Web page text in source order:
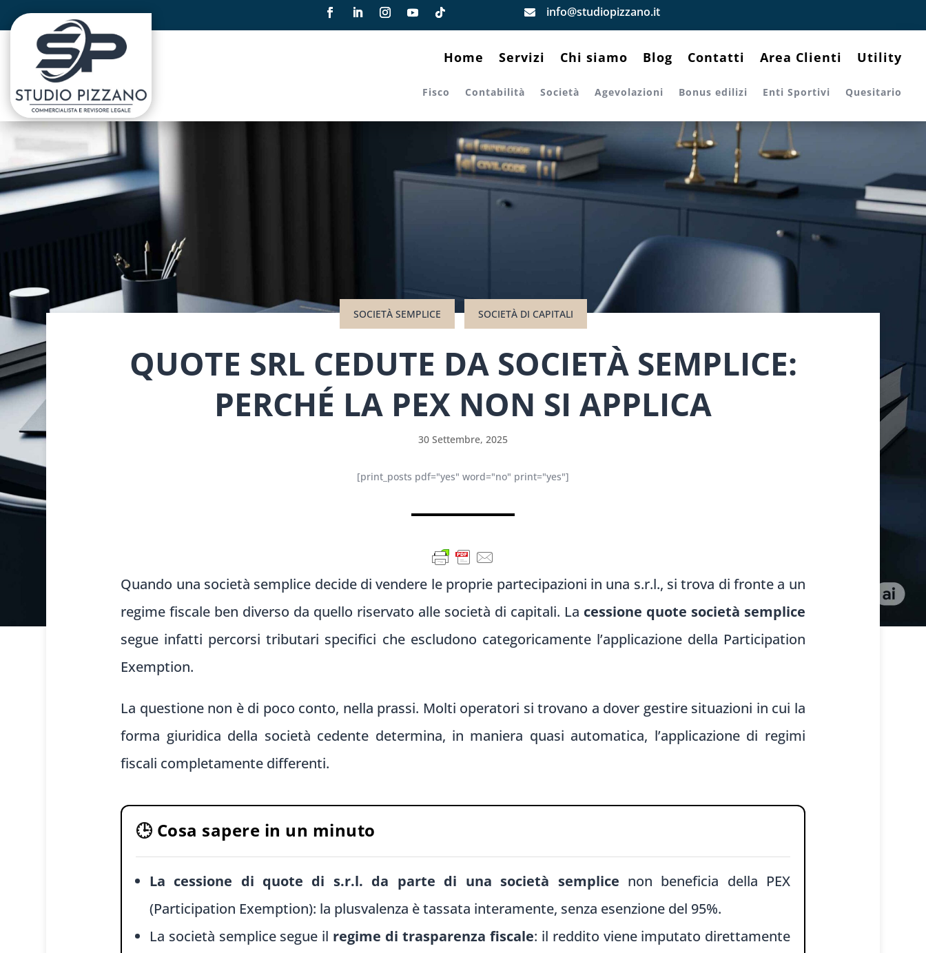
 info@studiopizzano.it
Home Servizi Chi siamo Blog Contatti Area Clienti Utility
Fisco Contabilità Società Agevolazioni Bonus edilizi Enti Sportivi Quesitario
SOCIETÀ SEMPLICE SOCIETÀ DI CAPITALI
QUOTE SRL CEDUTE DA SOCIETÀ SEMPLICE:
PERCHÉ LA PEX NON SI APPLICA
30 Settembre, 2025
[print_posts pdf="yes" word="no" print="yes"]
Quando una società semplice decide di vendere le proprie partecipazioni in una s.r.l., si trova di fronte a un
regime fiscale ben diverso da quello riservato alle società di capitali. La cessione quote società semplice
segue infatti percorsi tributari specifici che escludono categoricamente l’applicazione della Participation
Exemption.
La questione non è di poco conto, nella prassi. Molti operatori si trovano a dover gestire situazioni in cui la
forma giuridica della società cedente determina, in maniera quasi automatica, l’applicazione di regimi
fiscali completamente differenti.
🕒 Cosa sapere in un minuto
La cessione di quote di s.r.l. da parte di una società semplice non beneficia della PEX
(Participation Exemption): la plusvalenza è tassata interamente, senza esenzione del 95%.
La società semplice segue il regime di trasparenza fiscale: il reddito viene imputato direttamente